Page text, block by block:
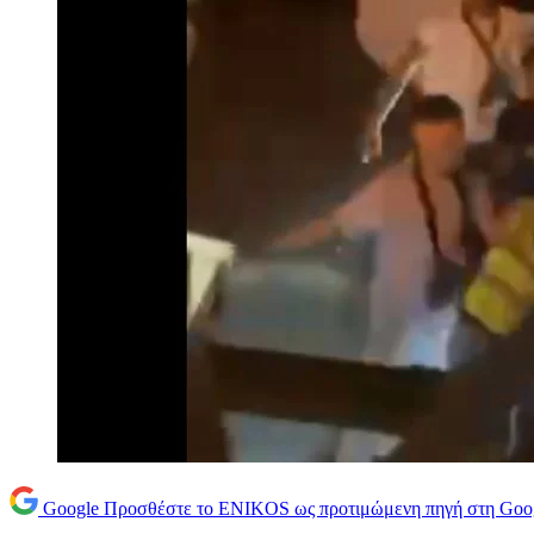
Google Προσθέστε το ENIKOS ως προτιμώμενη πηγή στη